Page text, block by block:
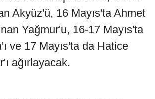
Akyüz'ü, 16 Mayıs'ta Ahmet
Yağmur'u, 16-17 Mayıs'ta
ve 17 Mayıs'ta da Hatice
ağırlayacak.